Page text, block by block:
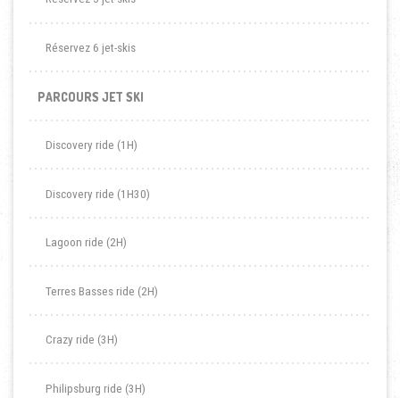
Réservez 6 jet-skis
PARCOURS JET SKI
Discovery ride (1H)
Discovery ride (1H30)
Lagoon ride (2H)
Terres Basses ride (2H)
Crazy ride (3H)
Philipsburg ride (3H)